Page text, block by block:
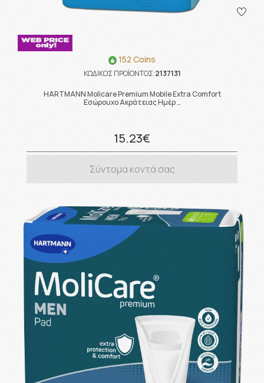
152 Coins
ΚΩΔΙΚΟΣ ΠΡΟΪΟΝΤΟΣ:2137131
HARTMANN Molicare Premium Mobile Extra Comfort
Εσώρουχο Ακράτειας Ημέρ …
15.23€
Σύντομα κοντά σας